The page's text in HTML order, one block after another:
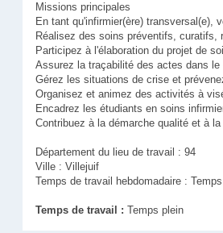
Missions principales
En tant qu'infirmier(ère) transversal(e),
Réalisez des soins préventifs, curatifs,
Participez à l'élaboration du projet de
Assurez la traçabilité des actes dans le
Gérez les situations de crise et
Organisez et animez des activités à
Encadrez les étudiants en soins
Contribuez à la démarche qualité et à
Département du lieu de travail : 94
Ville : Villejuif
Temps de travail hebdomadaire :
Temps de travail : Temps plein